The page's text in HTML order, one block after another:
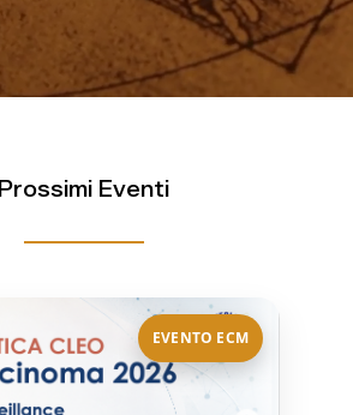
Prossimi Eventi
EVENTO ECM